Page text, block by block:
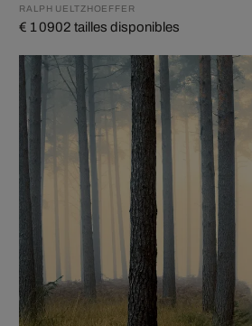
RALPH UELTZHOEFFER
€ 1 0902 tailles disponibles